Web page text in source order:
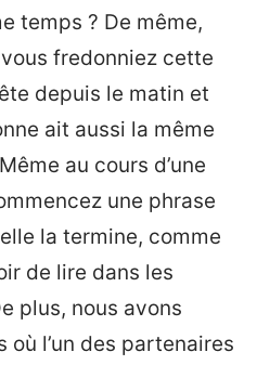
temps ? De même,
fredonniez cette
depuis le matin et
ait aussi la même
au cours d’une
une phrase
la termine, comme
de lire dans les
plus, nous avons
l’un des partenaires